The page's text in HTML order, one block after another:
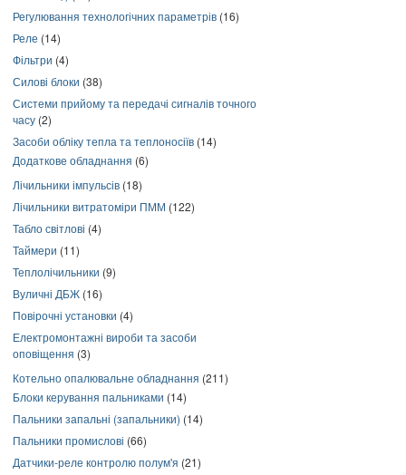
Регулювання технологічних параметрів (16)
Реле (14)
Фільтри (4)
Силові блоки (38)
Системи прийому та передачі сигналів точного
часу (2)
Засоби обліку тепла та теплоносіїв (14)
Додаткове обладнання (6)
Лічильники імпульсів (18)
Лічильники витратоміри ПММ (122)
Табло світлові (4)
Таймери (11)
Теплолічильники (9)
Вуличні ДБЖ (16)
Повірочні установки (4)
Електромонтажні вироби та засоби
оповіщення (3)
Котельно опалювальне обладнання (211)
Блоки керування пальниками (14)
Пальники запальні (запальники) (14)
Пальники промислові (66)
Датчики-реле контролю полум'я (21)